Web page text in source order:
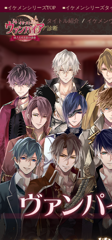
■イケメンシリーズTOP ■イケメンシリーズタ
TOPページ タイトル紹介
イケメン
ヴァンパイア診断